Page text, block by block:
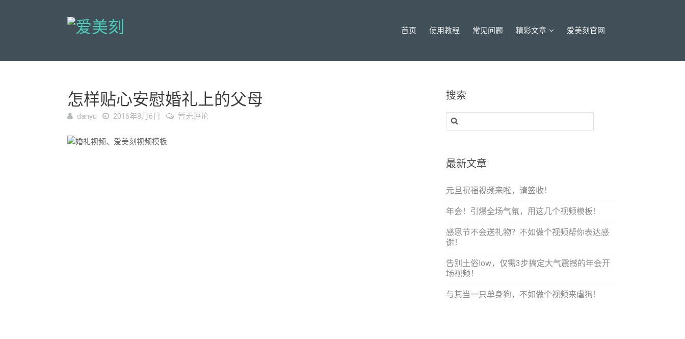
首页 使用教程 常见问题 精彩文章 爱美刻官网
怎样贴心安慰婚礼上的父母
danyu 2016年8月6日 暂无评论
搜索
搜
索：
最新文章
元旦祝福视频来啦，请签收！
年会！引爆全场气氛，用这几个视频模板！
感恩节不会送礼物？不如做个视频帮你表达感
谢！
告别土俗low，仅需3步搞定大气震撼的年会开
场视频！
与其当一只单身狗，不如做个视频来虐狗！